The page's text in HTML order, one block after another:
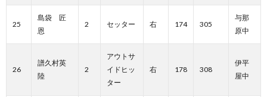
25
島袋 匠
恩
2 セッター 右 174 305
与那
原中
26
譜久村英
陸
2
アウトサ
イドヒッ
ター
右 178 308
伊平
屋中